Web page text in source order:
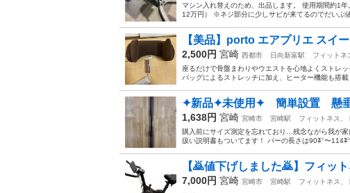
マシン入れ替えのため、出品します。 使用期間約1
12万円） ※ネジ部分に少しサビが来てるのでだいぶ
【美品】porto エアプリエ スイ
2,500円 宮崎 西都市 日向新富駅
フィットネ
座るだけで骨盤まわりやウエストを心地よくストレ
バッグによるストレッチに加え、ヒーター機能も搭
✦新品✦未使用✦ 簡単設置 懸
1,638円 宮崎 宮崎市 宮崎駅
フィットネス、
購入前にサイズ測定を忘れており…残念ながら我が
扱い説明書もついてます！ バーの長さは90㌢〜114
【🙇値下げしました🙇】フィッ
7,000円 宮崎 宮崎市 宮崎駅
フィットネス、